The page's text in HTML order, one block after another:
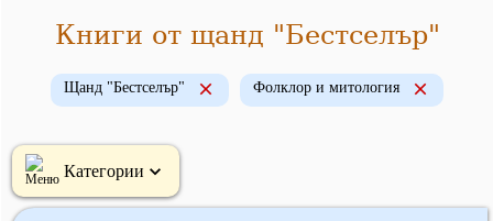
Книги от щанд "Бестселър"
Щанд "Бестселър" Фолклор и митология
Категории